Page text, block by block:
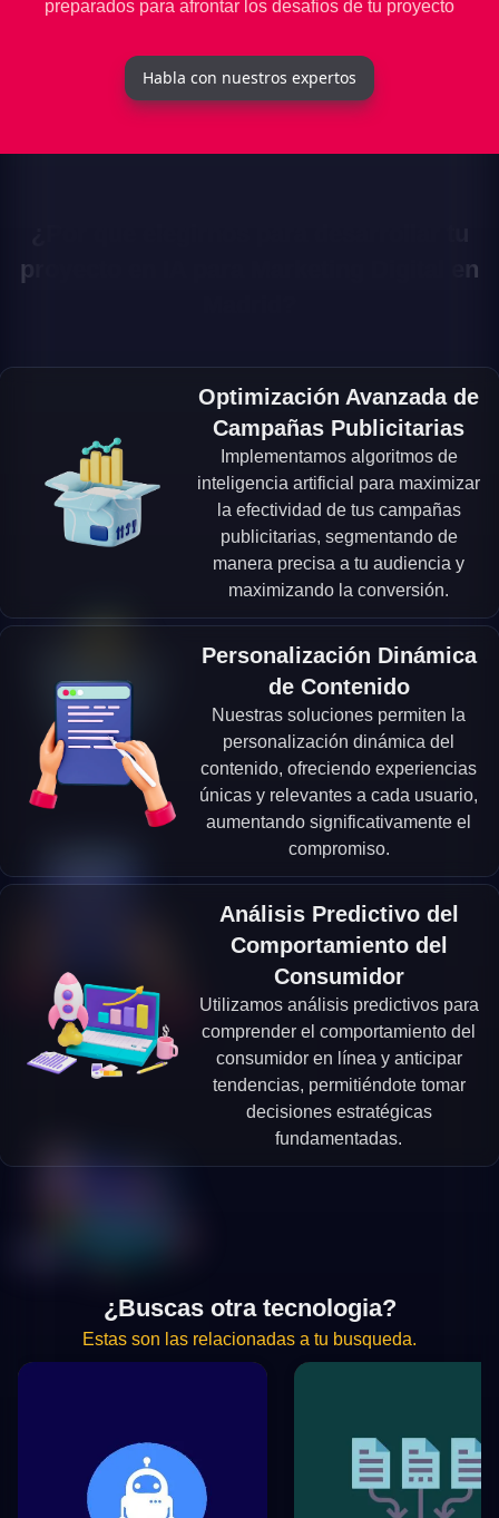
preparados para afrontar los desafios de tu proyecto
Habla con nuestros expertos
proyecto en IA para Marketing Digital en
Optimización Avanzada de
Campañas Publicitarias
Implementamos algoritmos de
inteligencia artificial para maximizar
la efectividad de tus campañas
publicitarias, segmentando de
manera precisa a tu audiencia y
maximizando la conversión.
Personalización Dinámica
de Contenido
Nuestras soluciones permiten la
personalización dinámica del
contenido, ofreciendo experiencias
únicas y relevantes a cada usuario,
aumentando significativamente el
compromiso.
Análisis Predictivo del
Comportamiento del
Consumidor
Utilizamos análisis predictivos para
comprender el comportamiento del
consumidor en línea y anticipar
tendencias, permitiéndote tomar
decisiones estratégicas
fundamentadas.
¿Buscas otra tecnologia?
Estas son las relacionadas a tu busqueda.